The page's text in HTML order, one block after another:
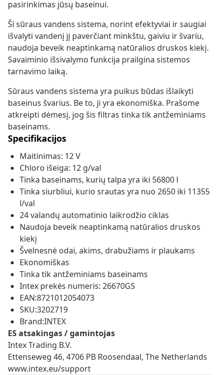
pasirinkimas jūsų baseinui.
Ši sūraus vandens sistema, norint efektyviai ir saugiai
išvalyti vandenį jį paverčiant minkštu, gaiviu ir švariu,
naudoja beveik neaptinkamą natūralios druskos kiekį.
Savaiminio išsivalymo funkcija prailgina sistemos
tarnavimo laiką.
Sūraus vandens sistema yra puikus būdas išlaikyti
baseinus švarius. Be to, ji yra ekonomiška. Prašome
atkreipti dėmesį, jog šis filtras tinka tik antžeminiams
baseinams.
Specifikacijos
Maitinimas: 12 V
Chloro išeiga: 12 g/val
Tinka baseinams, kurių talpa yra iki 56800 l
Tinka siurbliui, kurio srautas yra nuo 2650 iki 11355
l/val
24 valandų automatinio laikrodžio ciklas
Naudoja beveik neaptinkamą natūralios druskos
kiekį
Švelnesnė odai, akims, drabužiams ir plaukams
Ekonomiškas
Tinka tik antžeminiams baseinams
Intex prekės numeris: 26670GS
EAN:8721012054073
SKU:3202719
Brand:INTEX
ES atsakingas / gamintojas
Intex Trading B.V.
Ettenseweg 46, 4706 PB Roosendaal, The Netherlands
www.intex.eu/support